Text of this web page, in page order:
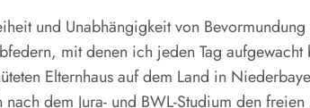
und Unabhängigkeit von
mit denen ich jeden Tag aufgewacht
Elternhaus auf dem Land in
dem Jura- und BWL-Studium den freien